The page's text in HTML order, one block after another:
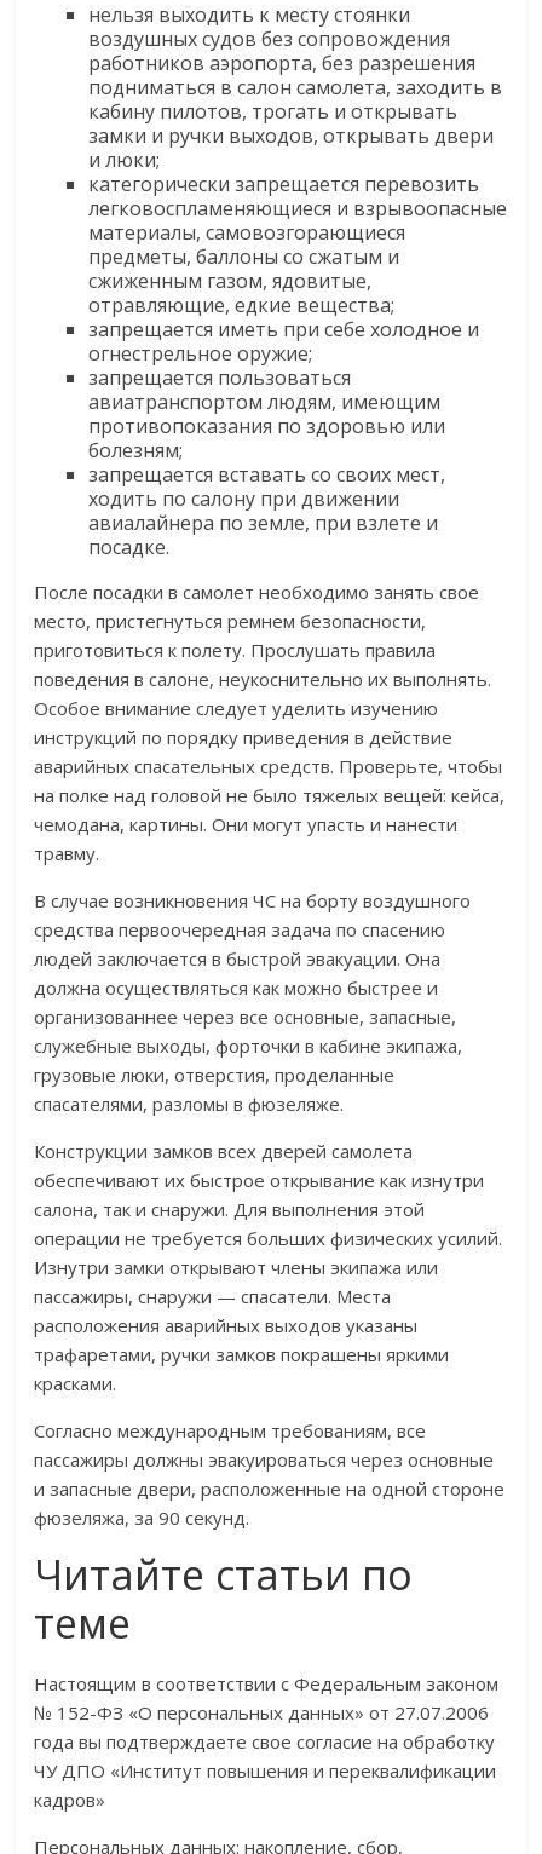
нельзя выходить к месту стоянки
воздушных судов без сопровождения
работников аэропорта, без разрешения
подниматься в салон самолета, заходить в
кабину пилотов, трогать и открывать
замки и ручки выходов, открывать двери
и люки;
категорически запрещается перевозить
легковоспламеняющиеся и взрывоопасные
материалы, самовозгорающиеся
предметы, баллоны со сжатым и
сжиженным газом, ядовитые,
отравляющие, едкие вещества;
запрещается иметь при себе холодное и
огнестрельное оружие;
запрещается пользоваться
авиатранспортом людям, имеющим
противопоказания по здоровью или
болезням;
запрещается вставать со своих мест,
ходить по салону при движении
авиалайнера по земле, при взлете и
посадке.
После посадки в самолет необходимо занять свое
место, пристегнуться ремнем безопасности,
приготовиться к полету. Прослушать правила
поведения в салоне, неукоснительно их выполнять.
Особое внимание следует уделить изучению
инструкций по порядку приведения в действие
аварийных спасательных средств. Проверьте, чтобы
на полке над головой не было тяжелых вещей: кейса,
чемодана, картины. Они могут упасть и нанести
травму.
В случае возникновения ЧС на борту воздушного
средства первоочередная задача по спасению
людей заключается в быстрой эвакуации. Она
должна осуществляться как можно быстрее и
организованнее через все основные, запасные,
служебные выходы, форточки в кабине экипажа,
грузовые люки, отверстия, проделанные
спасателями, разломы в фюзеляже.
Конструкции замков всех дверей самолета
обеспечивают их быстрое открывание как изнутри
салона, так и снаружи. Для выполнения этой
операции не требуется больших физических усилий.
Изнутри замки открывают члены экипажа или
пассажиры, снаружи — спасатели. Места
расположения аварийных выходов указаны
трафаретами, ручки замков покрашены яркими
красками.
Согласно международным требованиям, все
пассажиры должны эвакуироваться через основные
и запасные двери, расположенные на одной стороне
фюзеляжа, за 90 секунд.
Читайте статьи по
теме
Настоящим в соответствии с Федеральным законом
№ 152-ФЗ «О персональных данных» от 27.07.2006
года вы подтверждаете свое согласие на обработку
ЧУ ДПО «Институт повышения и переквалификации
кадров»
Персональных данных: накопление, сбор,